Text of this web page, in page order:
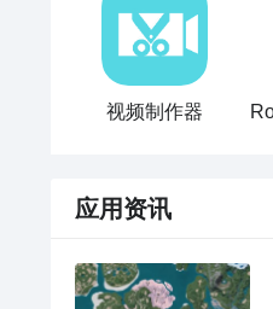
视频制作器
应用资讯